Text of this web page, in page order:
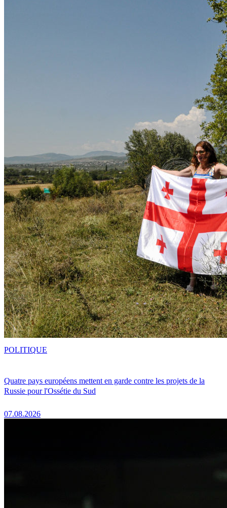
Quatre pays européens mettent en garde contre les projets de la
Russie pour l'Ossétie du Sud
07.08.2026
POLITIQUE